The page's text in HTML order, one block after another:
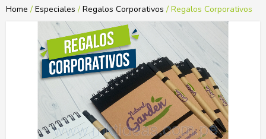
Home / Especiales / Regalos Corporativos / Regalos Corporativos